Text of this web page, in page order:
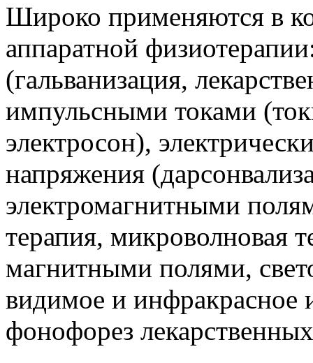
Широко применяются в
аппаратной
(гальванизация,
импульсными токами
электросон),
напряжения
электромагнитными
терапия, микроволновая
магнитными полями,
видимое и инфракрасное
фонофорез